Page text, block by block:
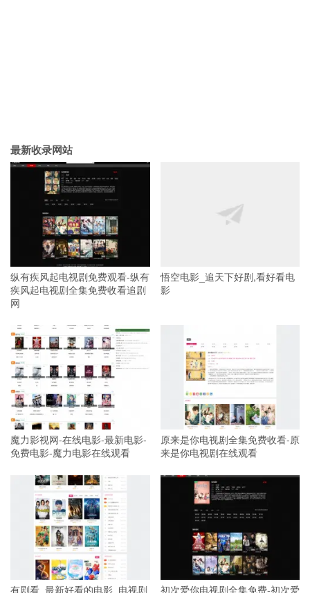
最新收录网站
纵有疾风起电视剧免费观看-纵有
疾风起电视剧全集免费收看追剧
网
悟空电影_追天下好剧,看好看电
影
魔力影视网-在线电影-最新电影-
免费电影-魔力电影在线观看
原来是你电视剧全集免费收看-原
来是你电视剧在线观看
有剧看_最新好看的电影_电视剧 初次爱你电视剧全集免费-初次爱